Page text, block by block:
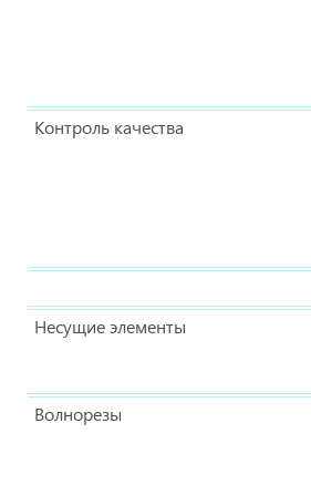
Контроль качества
Несущие элементы
Волнорезы